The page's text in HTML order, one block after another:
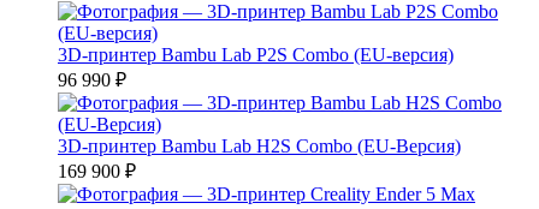
3D-принтер Bambu Lab P2S Combo (EU-версия)
96 990 ₽
3D-принтер Bambu Lab H2S Combo (EU-Версия)
169 900 ₽